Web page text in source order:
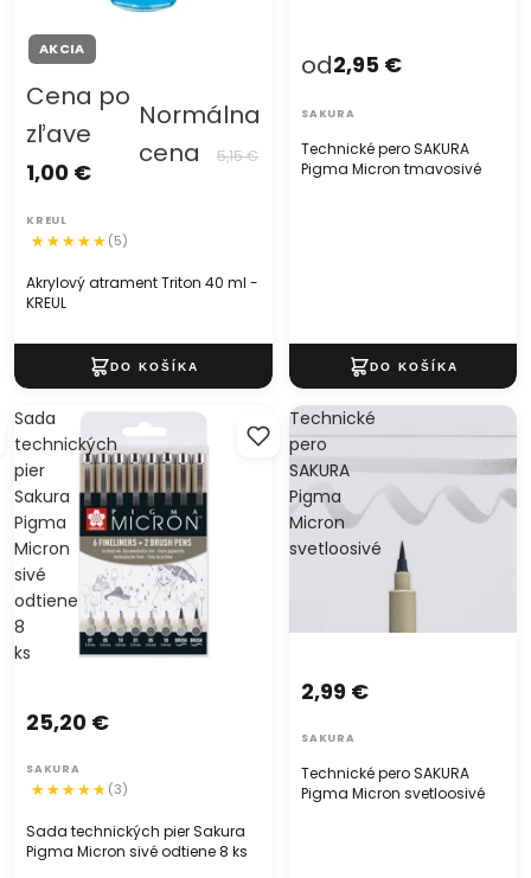
AKCIA
Akrylový atrament Triton 40 ml -
KREUL
Cena po
zľave
1,00 €
Normálna
cena
5,15 €
KREUL
(5)
Technické pero SAKURA
Pigma Micron tmavosivé
od2,95 €
SAKURA
Sada
technických
pier
Sakura
Pigma
Micron
sivé
odtiene
8
ks
Sada technických pier Sakura
Pigma Micron sivé odtiene 8 ks
25,20 €
SAKURA
(3)
Technické
pero
SAKURA
Pigma
Micron
svetloosivé
Technické pero SAKURA
Pigma Micron svetloosivé
2,99 €
SAKURA